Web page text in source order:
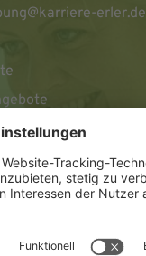
erler.de